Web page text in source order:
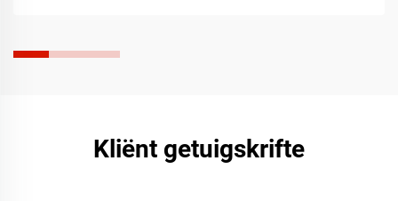
Kliënt getuigskrifte